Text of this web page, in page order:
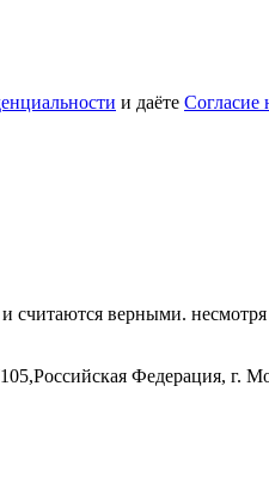
и даёте Согласие
верными.
Федерация, г.